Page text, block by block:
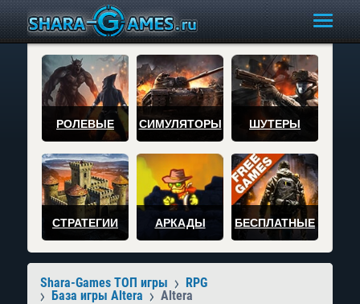
РОЛЕВЫЕ СИМУЛЯТОРЫ ШУТЕРЫ
СТРАТЕГИИ АРКАДЫ БЕСПЛАТНЫЕ
Shara-Games ТОП игры
RPG
База игры Altera
Altera